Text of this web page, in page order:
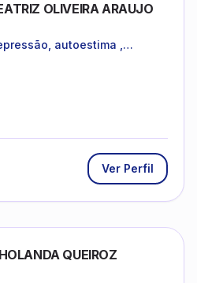
OLIVEIRA ARAUJO
autoestima ,
Ver Perfil
QUEIROZ